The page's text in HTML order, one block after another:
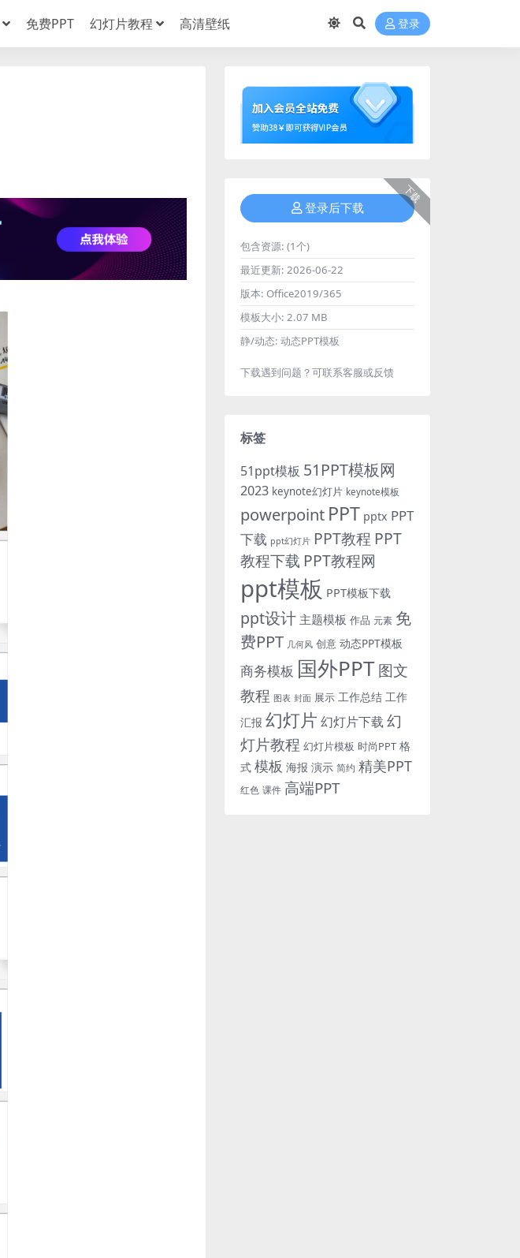
免费PPT 幻灯片教程 高清壁纸 登录
下载
登录后下载
包含资源: (1个)
最近更新: 2026-06-22
版本: Office2019/365
模板大小: 2.07 MB
静/动态: 动态PPT模板
下载遇到问题？可联系客服或反馈
标签
51ppt模板 51PPT模板网
2023 keynote幻灯片 keynote模板
powerpoint PPT pptx PPT
下载 ppt幻灯片 PPT教程 PPT
教程下载 PPT教程网
ppt模板 PPT模板下载
ppt设计 主题模板 作品 元素 免
费PPT 几何风 创意 动态PPT模板
商务模板 国外PPT图文
教程 图表 封面 展示 工作总结 工作
汇报 幻灯片 幻灯片下载 幻
灯片教程 幻灯片模板 时尚PPT 格
式 模板 海报 演示 简约 精美PPT
红色 课件 高端PPT